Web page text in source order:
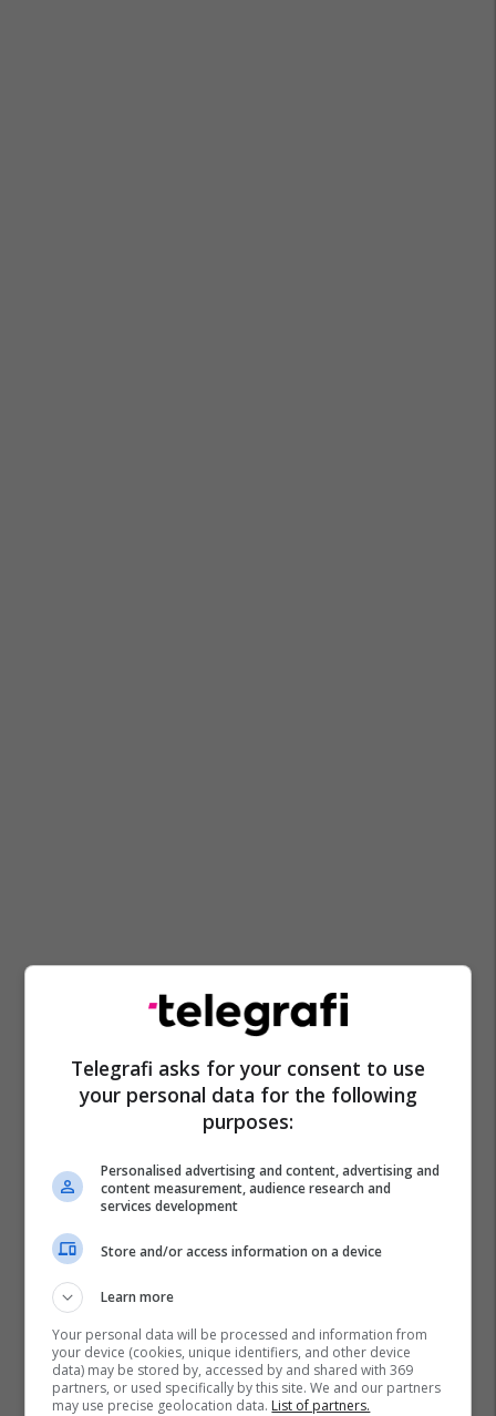
Policia E Kosovës Arrestim Pejë
Telegrafi asks for your consent to use
your personal data for the following
purposes:
Personalised advertising and content, advertising and
content measurement, audience research and
services development
Store and/or access information on a device
Learn more
Your personal data will be processed and information from
your device (cookies, unique identifiers, and other device
data) may be stored by, accessed by and shared with 369
partners, or used specifically by this site. We and our partners
may use precise geolocation data. List of partners.